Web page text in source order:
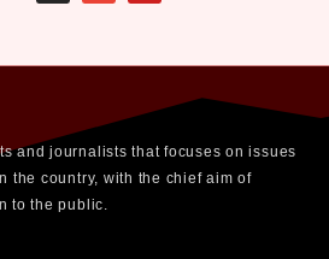
and journalists that focuses on issues
the country, with the chief aim of
to the public.